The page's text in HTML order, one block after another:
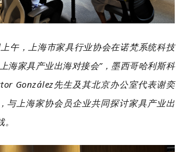
上午，上海市家具行业协会在诺梵系统科技
海家具产业出海对接会”，墨西哥哈利斯科
González先生及其北京办公室代表谢奕
与上海家协会员企业共同探讨家具产业出